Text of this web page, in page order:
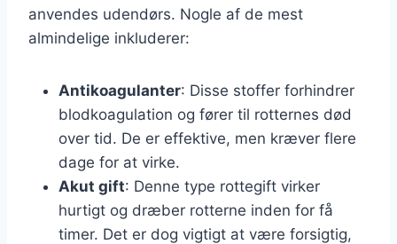
anvendes udendørs. Nogle af de mest
almindelige inkluderer:
Antikoagulanter: Disse stoffer forhindrer
blodkoagulation og fører til rotternes død
over tid. De er effektive, men kræver flere
dage for at virke.
Akut gift: Denne type rottegift virker
hurtigt og dræber rotterne inden for få
timer. Det er dog vigtigt at være forsigtig,